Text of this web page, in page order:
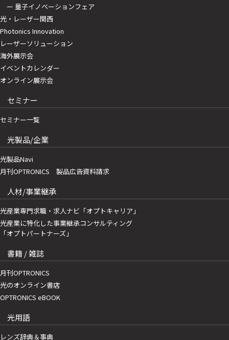
ー 量子イノベーションフェア
光・レーザー関西
Photonics Innovation
レーザーソリューション
海外展示会
イベントカレンダー
オンライン展示会
セミナー
セミナー一覧
光製品/企業
光製品Navi
月刊OPTRONICS 製品広告資料請求
人材/事業継承
光産業専門求職・求人ナビ「オプトキャリア」
光産業に特化した事業継承コンサルティング
「オプトパートナーズ」
書籍 / 雑誌
月刊OPTRONICS
光のオンライン書店
OPTRONICS eBOOK
光用語
レンズ辞典＆事典